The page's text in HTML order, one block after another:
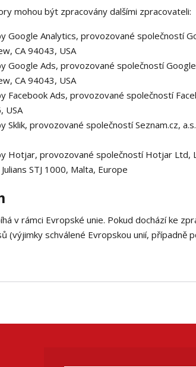
mohou být zpracovány dalšími zpracovateli:
Google Analytics, provozované společností
CA 94043, USA
Google Ads, provozované společností
CA 94043, USA
Facebook Ads, provozované společností
USA
Sklik, provozované společností Seznam.cz,
Hotjar, provozované společností Hotjar Ltd,
STJ 1000, Malta, Europe
v rámci Evropské unie. Pokud dochází ke
(výjimky schválené Evropskou unií, případně